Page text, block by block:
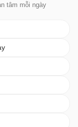
tâm mỗi ngày